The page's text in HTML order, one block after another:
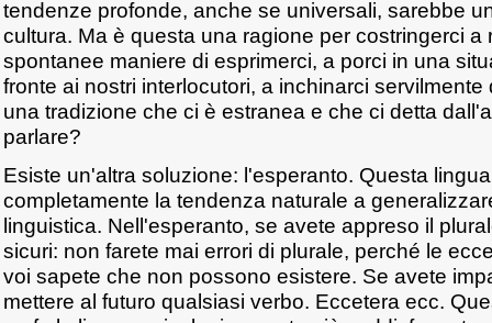
tendenze profonde, anche se universali, sarebbe
cultura. Ma è questa una ragione per costringerci a
spontanee maniere di esprimerci, a porci in una
fronte ai nostri interlocutori, a inchinarci
una tradizione che ci è estranea e che ci detta
parlare?
Esiste un'altra soluzione: l'esperanto. Questa
completamente la tendenza naturale a
linguistica. Nell'esperanto, se avete appreso il
sicuri: non farete mai errori di plurale, perché le
voi sapete che non possono esistere. Se avete
mettere al futuro qualsiasi verbo. Eccetera ecc.